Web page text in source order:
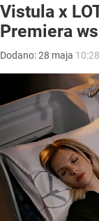
Vistula x
Premiera
Dodano:28 maja 10:28